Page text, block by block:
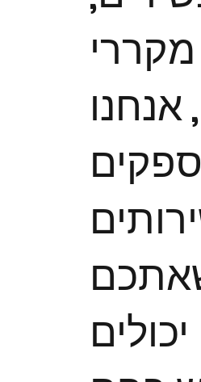
אנחנו
יכולים